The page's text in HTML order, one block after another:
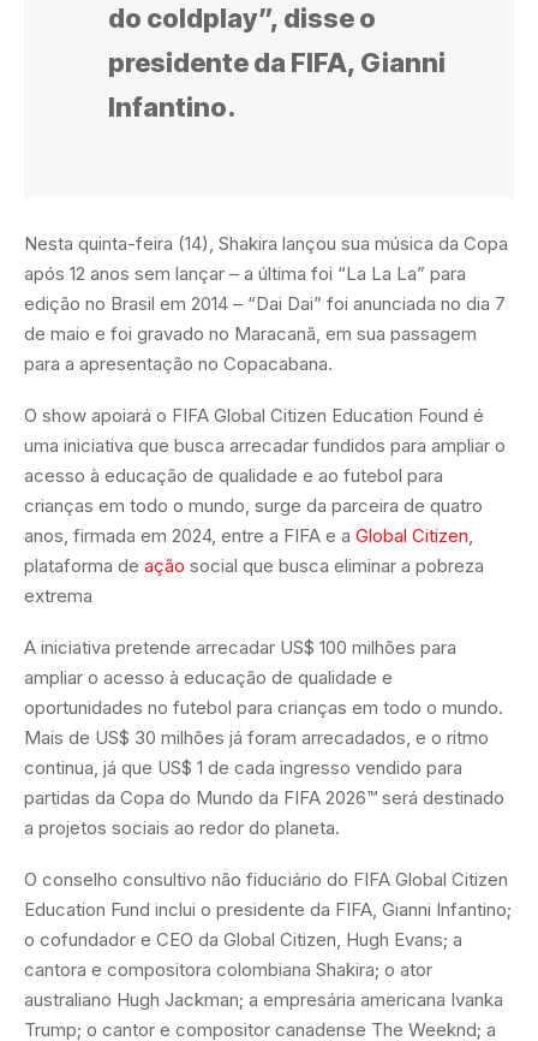
do coldplay”, disse o
presidente da FIFA, Gianni
Infantino.
Nesta quinta-feira (14), Shakira lançou sua música da Copa
após 12 anos sem lançar – a última foi “La La La” para
edição no Brasil em 2014 – “Dai Dai” foi anunciada no dia 7
de maio e foi gravado no Maracanã, em sua passagem
para a apresentação no Copacabana.
O show apoiará o FIFA Global Citizen Education Found é
uma iniciativa que busca arrecadar fundidos para ampliar o
acesso à educação de qualidade e ao futebol para
crianças em todo o mundo, surge da parceira de quatro
anos, firmada em 2024, entre a FIFA e a Global Citizen,
plataforma de ação social que busca eliminar a pobreza
extrema
A iniciativa pretende arrecadar US$ 100 milhões para
ampliar o acesso à educação de qualidade e
oportunidades no futebol para crianças em todo o mundo.
Mais de US$ 30 milhões já foram arrecadados, e o ritmo
continua, já que US$ 1 de cada ingresso vendido para
partidas da Copa do Mundo da FIFA 2026™ será destinado
a projetos sociais ao redor do planeta.
O conselho consultivo não fiduciário do FIFA Global Citizen
Education Fund inclui o presidente da FIFA, Gianni Infantino;
o cofundador e CEO da Global Citizen, Hugh Evans; a
cantora e compositora colombiana Shakira; o ator
australiano Hugh Jackman; a empresária americana Ivanka
Trump; o cantor e compositor canadense The Weeknd; a